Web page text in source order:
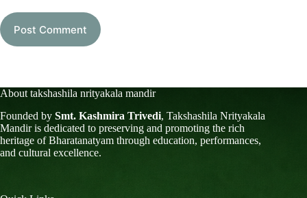
Post Comment
About takshashila nrityakala mandir
Founded by Smt. Kashmira Trivedi, Takshashila Nrityakala
Mandir is dedicated to preserving and promoting the rich
heritage of Bharatanatyam through education, performances,
and cultural excellence.